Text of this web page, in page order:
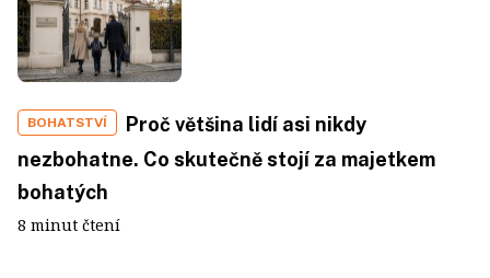
BOHATSTVÍ
Proč většina lidí asi nikdy
nezbohatne. Co skutečně stojí za majetkem
bohatých
8 minut čtení